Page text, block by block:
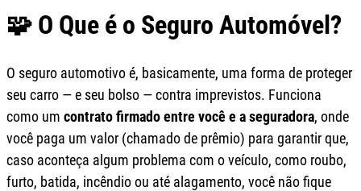
🧩 O Que é o Seguro Automóvel?
O seguro automotivo é, basicamente, uma forma de proteger
seu carro — e seu bolso — contra imprevistos. Funciona
como um contrato firmado entre você e a seguradora, onde
você paga um valor (chamado de prêmio) para garantir que,
caso aconteça algum problema com o veículo, como roubo,
furto, batida, incêndio ou até alagamento, você não fique